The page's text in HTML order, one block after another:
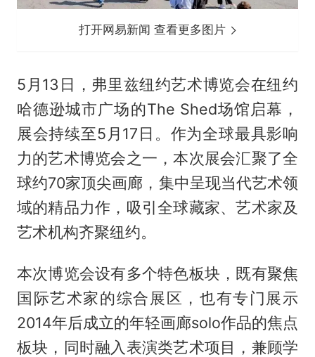
打开网易新闻 查看更多图片
5月13日，弗里兹纽约艺术博览会在纽约
哈德逊城市广场的The Shed场馆启幕，
展会持续至5月17日。作为全球最具影响
力的艺术博览会之一，本次展会汇聚了全
球约70家顶尖画廊，集中呈现当代艺术领
域的精品力作，吸引全球藏家、艺术家及
艺术机构齐聚纽约。
本次博览会设有多个特色板块，既有聚焦
国际艺术家的综合展区，也有专门展示
2014年后成立的年轻画廊solo作品的焦点
板块，同时融入表演类艺术项目，兼顾学